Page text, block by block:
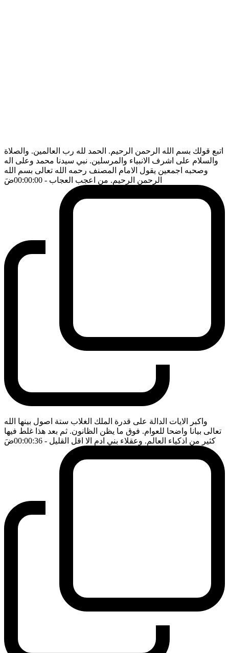
اتبع قولك بسم الله الرحمن الرحيم. الحمد لله رب العالمين. والصلاة
والسلام على اشرف الانبياء والمرسلين. نبي سيدنا محمد وعلى اله
وصحبه اجمعين يقول الامام المصنف رحمه الله تعالى بسم الله
الرحمن الرحيم. من اعجب العجاب - 00:00:00 ضَ
واكبر الايات الدالة على قدرة الملك الغلاب ستة اصول بينها الله
تعالى بيانا واضحا للعوام. فوق ما يظن الظانون. ثم بعد هذا غلط فيها
كثير من اذكياء العالم. وعقلاء بني ادم الا اقل القليل - 00:00:36 ضَ